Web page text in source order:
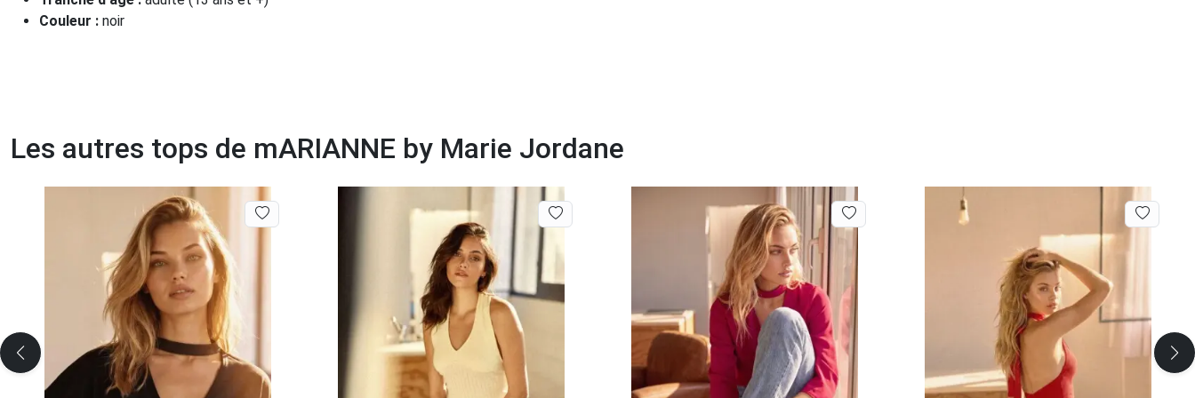
Couleur : noir
Les autres tops de mARIANNE by Marie Jordane